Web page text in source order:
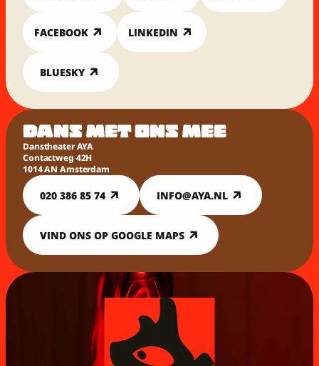
FACEBOOK LINKEDIN
BLUESKY
DANS MET ONS MEE
Danstheater AYA
Contactweg 42H
1014 AN Amsterdam
020 386 85 74 INFO@AYA.NL
VIND ONS OP GOOGLE MAPS